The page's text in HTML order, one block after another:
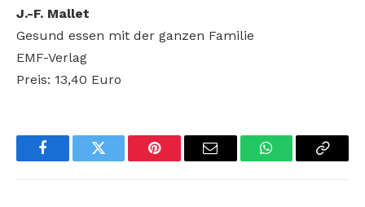
J.-F. Mallet
Gesund essen mit der ganzen Familie
EMF-Verlag
Preis: 13,40 Euro
FacebookTwitter Pinterest Email WhatsAppCopy